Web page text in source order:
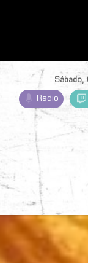
Sábado,
Radio